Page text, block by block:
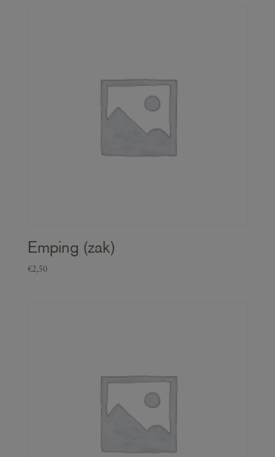
Emping (zak)
€2,50